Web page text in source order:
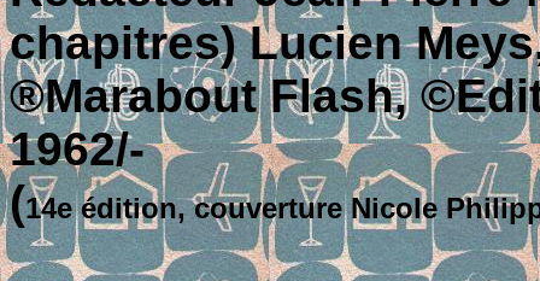
chapitres) Lucien
®Marabout Flash,
1962/-
(14e édition, couverture Nicole